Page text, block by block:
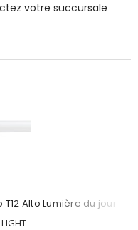
votre succursale
Alto Lumière du jour